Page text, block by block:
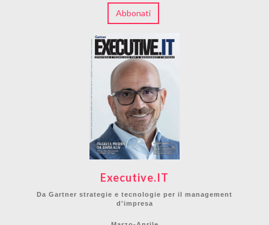
Abbonati
Executive.IT
Da Gartner strategie e tecnologie per il management
d'impresa